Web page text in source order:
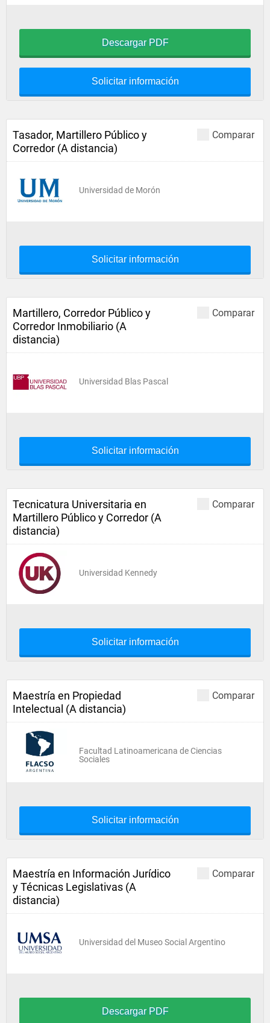
Descargar PDF
Solicitar información
Comparar
Tasador, Martillero Público y
Corredor (A distancia)
Universidad de Morón
Solicitar información
Comparar
Martillero, Corredor Público y
Corredor Inmobiliario (A
distancia)
Universidad Blas Pascal
Solicitar información
Comparar
Tecnicatura Universitaria en
Martillero Público y Corredor (A
distancia)
Universidad Kennedy
Solicitar información
Comparar
Maestría en Propiedad
Intelectual (A distancia)
Facultad Latinoamericana de Ciencias
Sociales
Solicitar información
Comparar
Maestría en Información Jurídico
y Técnicas Legislativas (A
distancia)
Universidad del Museo Social Argentino
Descargar PDF